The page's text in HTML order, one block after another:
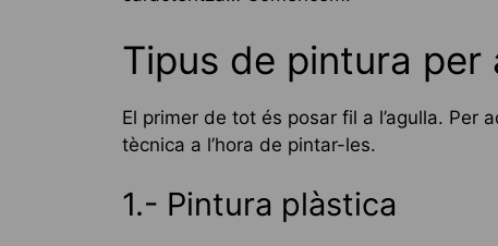
Tipus de pintura
El primer de tot és posar fil a l’agulla.
tècnica a l’hora de pintar-les.
1.- Pintura plàstica